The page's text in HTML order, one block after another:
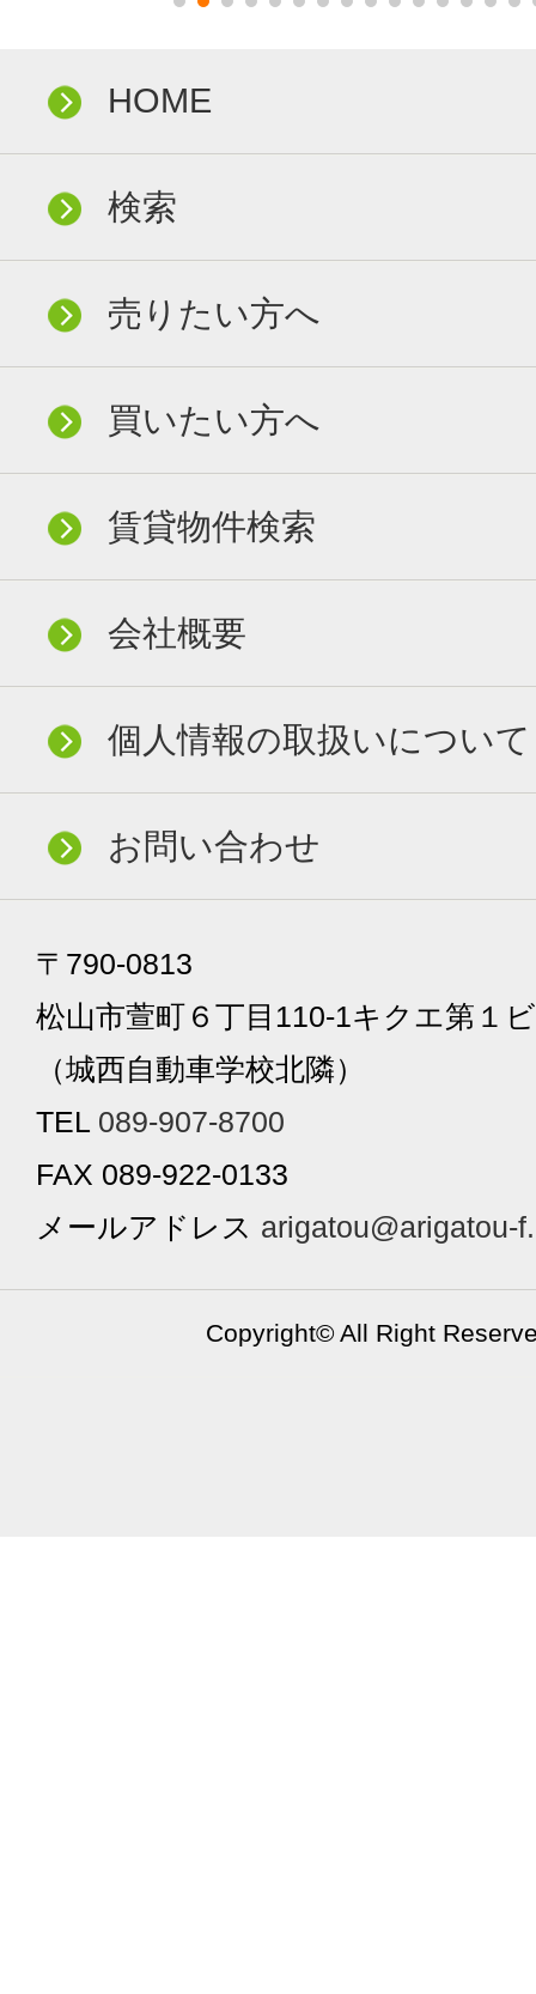
HOME
検索
売りたい方へ
買いたい方へ
賃貸物件検索
会社概要
個人情報の取扱いについて
お問い合わせ
〒790-0813
松山市萱町６丁目110-1キクエ第１
（城西自動車学校北隣）
TEL 089-907-8700
FAX 089-922-0133
メールアドレス arigatou@arigatou-
Copyright© All Right